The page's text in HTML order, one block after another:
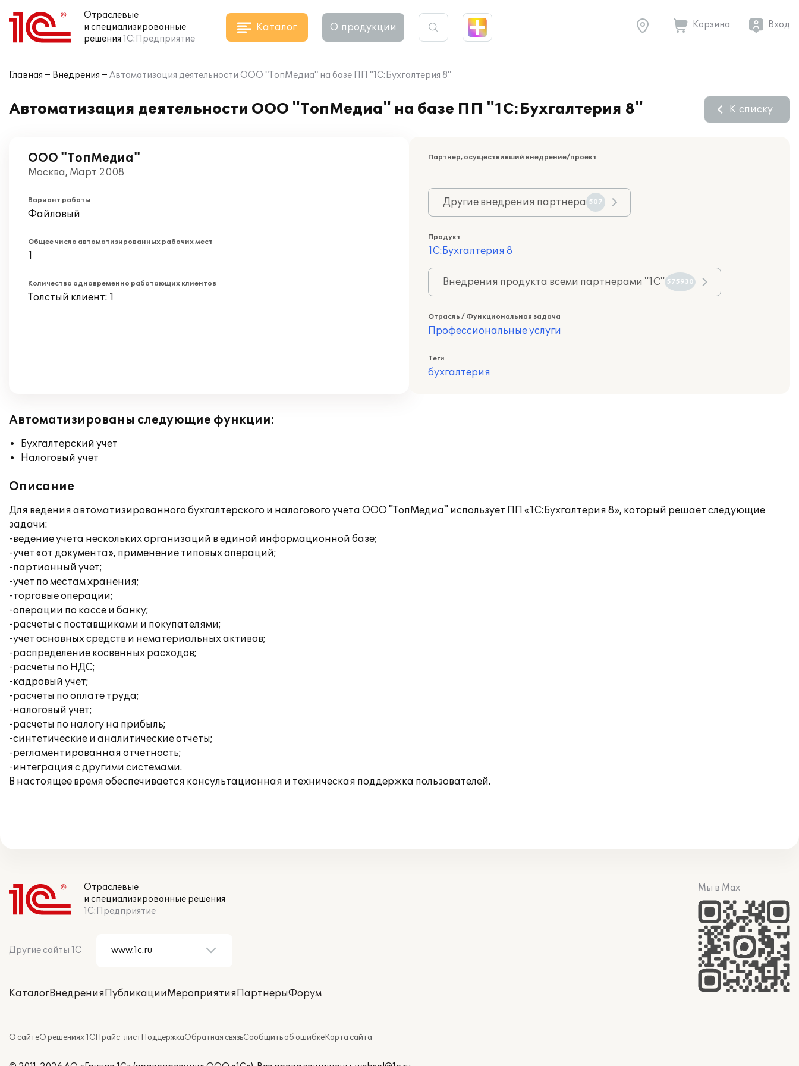
Отраслевые
и специализированные
решения 1С:Предприятие
Каталог О продукции Корзина Вход
Главная Внедрения Автоматизация деятельности ООО "ТопМедиа" на базе ПП "1С:Бухгалтерия 8"
Автоматизация деятельности ООО "ТопМедиа" на базе ПП "1С:Бухгалтерия 8" К списку
ООО "ТопМедиа"
Москва, Март 2008
Вариант работы
Файловый
Общее число автоматизированных рабочих мест
1
Количество одновременно работающих клиентов
Толстый клиент: 1
Партнер, осуществивший внедрение/проект
Другие внедрения партнера 507
Продукт
1С:Бухгалтерия 8
Внедрения продукта всеми партнерами "1С" 575930
Отрасль / Функциональная задача
Профессиональные услуги
Теги
бухгалтерия
Автоматизированы следующие функции:
Бухгалтерский учет
Налоговый учет
Описание
Для ведения автоматизированного бухгалтерского и налогового учета ООО "ТопМедиа" использует ПП «1С:Бухгалтерия 8», который решает следующие
задачи:
-ведение учета нескольких организаций в единой информационной базе;
-учет «от документа», применение типовых операций;
-партионный учет;
-учет по местам хранения;
-торговые операции;
-операции по кассе и банку;
-расчеты с поставщиками и покупателями;
-учет основных средств и нематериальных активов;
-распределение косвенных расходов;
-расчеты по НДС;
-кадровый учет;
-расчеты по оплате труда;
-налоговый учет;
-расчеты по налогу на прибыль;
-синтетические и аналитические отчеты;
-регламентированная отчетность;
-интеграция с другими системами.
В настоящее время обеспечивается консультационная и техническая поддержка пользователей.
Отраслевые
и специализированные решения
1С:Предприятие
Другие сайты 1С
КаталогВнедренияПубликацииМероприятияПартнерыФорум
О сайтеО решениях 1СПрайс-листПоддержкаОбратная связьСообщить об ошибкеКарта сайта
Мы в Max